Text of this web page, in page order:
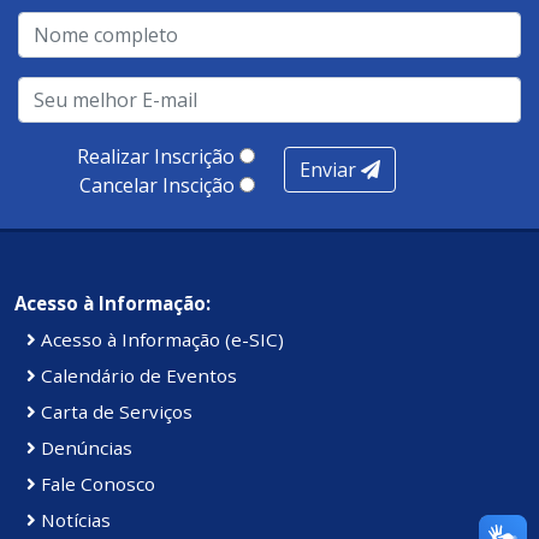
qualidade no atendimento remoto, gestão, oferta /
realização de soluções, ambiente de negócios,
infraestrutura, presença digital e cobertura e
produtividade. Somados, todos as categorias totalizam
Kennedy.Realizar Inscrição
Cancelar Inscição
Enviar
Acesso à Informação:
Acesso à Informação (e-SIC)
Calendário de Eventos
Carta de Serviços
Denúncias
Fale Conosco
Notícias